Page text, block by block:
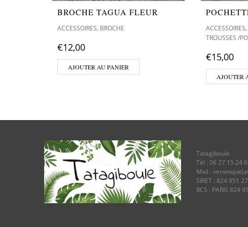
BROCHE TAGUA FLEUR
ACCESSOIRES, BROCHE
€12,00
AJOUTER AU PANIER
ACCESSOIRES,
TROUSSES /
€15,00
AJOUTER
Tatagiboule
Tél : 06 27 15 24
Mail :
SIRET : 824 951
RCS : PARIS 824